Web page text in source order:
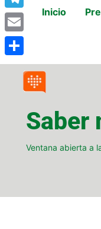
Inicio
Saber
Ventana abierta a
Telegram
Email
Compartir